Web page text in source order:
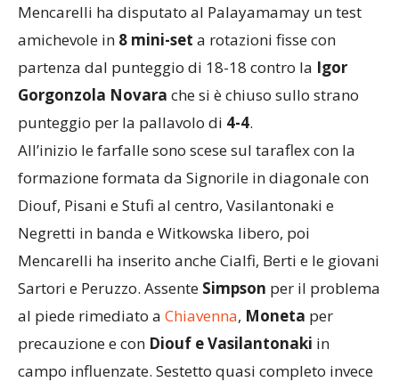
Mencarelli ha disputato al Palayamamay un test
amichevole in 8 mini-set a rotazioni fisse con
partenza dal punteggio di 18-18 contro la Igor
Gorgonzola Novara che si è chiuso sullo strano
punteggio per la pallavolo di 4-4.
All’inizio le farfalle sono scese sul taraflex con la
formazione formata da Signorile in diagonale con
Diouf, Pisani e Stufi al centro, Vasilantonaki e
Negretti in banda e Witkowska libero, poi
Mencarelli ha inserito anche Cialfi, Berti e le giovani
Sartori e Peruzzo. Assente Simpson per il problema
al piede rimediato a Chiavenna, Moneta per
precauzione e con Diouf e Vasilantonaki in
campo influenzate. Sestetto quasi completo invece